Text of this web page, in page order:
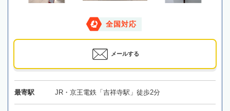
全国対応
メールする
最寄駅 JR・京王電鉄「吉祥寺駅」徒歩2分